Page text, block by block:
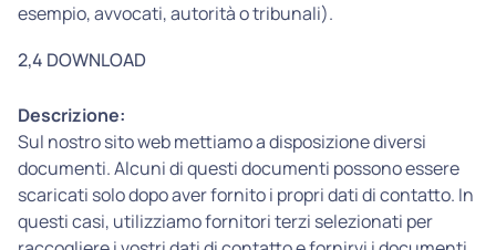
esempio, avvocati, autorità o tribunali).
2,4 DOWNLOAD
Descrizione:
Sul nostro sito web mettiamo a disposizione diversi
documenti. Alcuni di questi documenti possono essere
scaricati solo dopo aver fornito i propri dati di contatto. In
questi casi, utilizziamo fornitori terzi selezionati per